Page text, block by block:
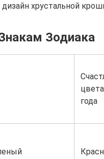
хрустальной
Зодиака
года